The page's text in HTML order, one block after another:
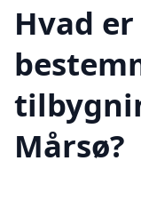
Hvad
Mårsø?